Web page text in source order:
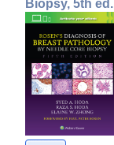
Biopsy, 5th ed.